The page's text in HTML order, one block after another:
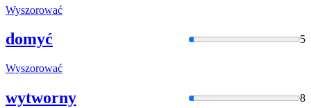
Wyszorować
domyć 5
Wyszorować
wytworny 8